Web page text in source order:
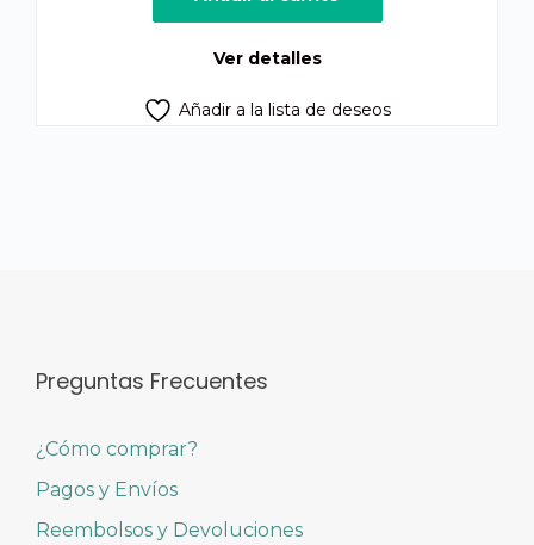
era:
es:
Ver detalles
Añadir a la lista de deseos
Preguntas Frecuentes
¿Cómo comprar?
Pagos y Envíos
Reembolsos y Devoluciones